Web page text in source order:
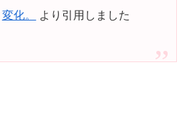
変化。 より引用しました